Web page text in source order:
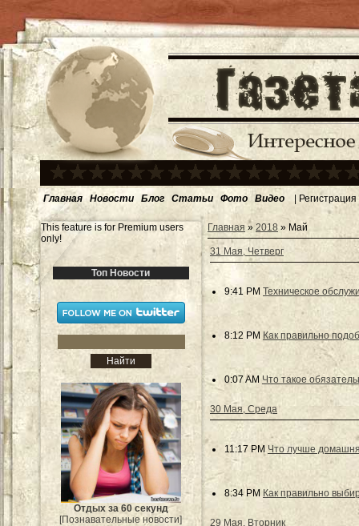
Главная Новости Блог Статьи Фото Видео | Регистрация
This feature is for Premium users
only!
Топ Новости
Отдых за 60 секунд
[Познавательные новости]
Главная » 2018 » Май
31 Мая, Четверг
9:41 PM Техническое
8:12 PM Как правильно
0:07 AM Что такое
30 Мая, Среда
11:17 PM Что лучше
8:34 PM Как правильно
29 Мая, Вторник